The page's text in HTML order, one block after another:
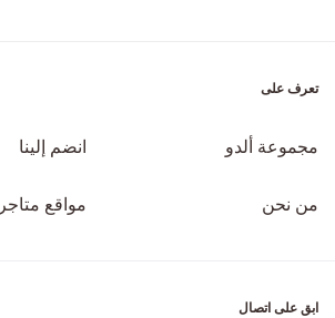
تعرف على
مجموعة ألدو انضم إلينا
من نحن مواقع
ابق على اتصال